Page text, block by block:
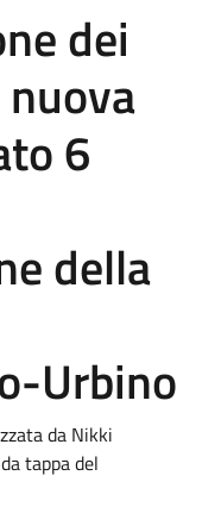
dei
6
della
Urbino
da Nikki
tappa del